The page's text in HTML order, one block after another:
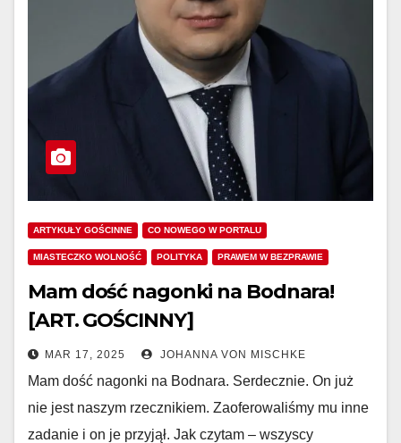
ARTYKUŁY GOŚCINNE CO NOWEGO W PORTALU
MIASTECZKO WOLNOŚĆ POLITYKA PRAWEM W BEZPRAWIE
Mam dość nagonki na Bodnara!
[ART. GOŚCINNY]
MAR 17, 2025 JOHANNA VON MISCHKE
Mam dość nagonki na Bodnara. Serdecznie. On już
nie jest naszym rzecznikiem. Zaoferowaliśmy mu inne
zadanie i on je przyjął. Jak czytam – wszyscy